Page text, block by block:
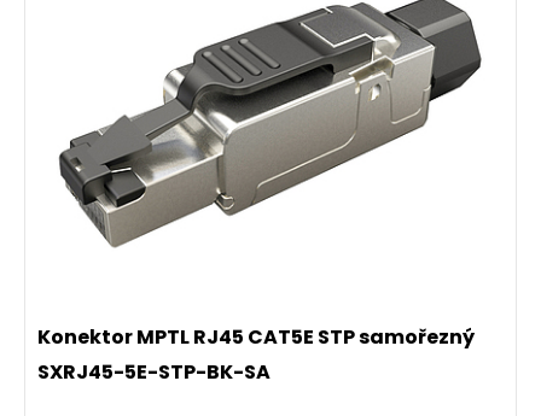
Konektor MPTL RJ45 CAT5E STP samořezný
SXRJ45-5E-STP-BK-SA